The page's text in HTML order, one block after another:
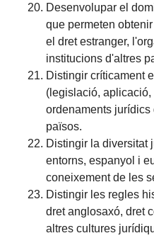
Desenvolupar el
que permeten
el dret estranger,
institucions d'altres
Distingir críticament
(legislació, aplicació,
ordenaments
països.
Distingir la diversitat
entorns, espanyol i
coneixement de les
Distingir les regles
dret anglosaxó, dret
altres cultures